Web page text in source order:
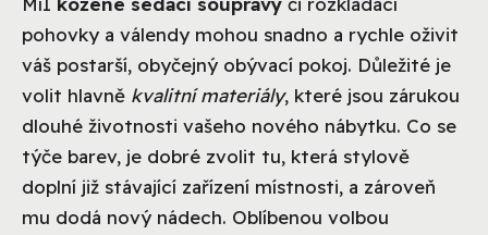
pohovky a válendy mohou snadno a rychle oživit
váš postarší, obyčejný obývací pokoj. Důležité je
volit hlavně kvalitní materiály, které jsou zárukou
dlouhé životnosti vašeho nového nábytku. Co se
týče barev, je dobré zvolit tu, která stylově
doplní již stávající zařízení místnosti, a zároveň
mu dodá nový nádech. Oblíbenou volbou